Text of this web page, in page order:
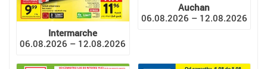
Intermarche
06.08.2026 – 12.08.2026
Auchan
06.08.2026 – 12.08.2026